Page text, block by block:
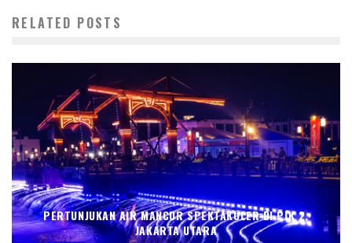
RELATED POSTS
PERTUNJUKAN AIR MANCUR SPEKTAKULER DI PIK 2,
JAKARTA UTARA